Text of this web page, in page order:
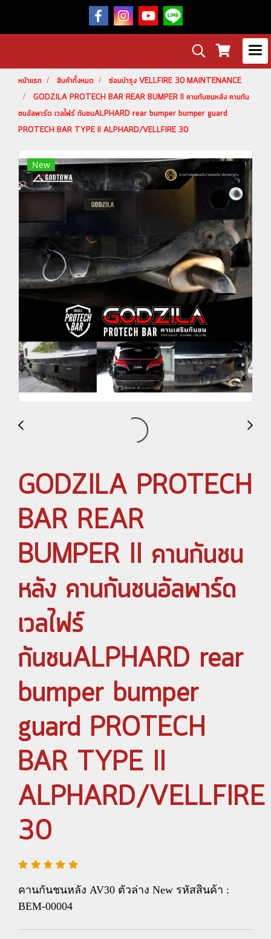
หน้าแรก สินค้าทั้งหมด
ซ่อมบำรุง VELLFIRE 30 MAINTENANCE
GODZILA PROTECH BAR REAR BUMPER II คานกันชนหลัง คานกัน
ชนอัลพาร์ด เวลไฟร์ กันชนALPHARD rear bumper bumper guard
PROTECH BAR TYPE II ALPHARD/VELLFIRE 30
New
GODZILA PROTECH
BAR REAR
BUMPER II คานกันชน
หลัง คานกันชนอัลพาร์ด
เวลไฟร์
กันชนALPHARD rear
bumper bumper
guard PROTECH
BAR TYPE II
ALPHARD/VELLFIRE
30
คานกันชนหลัง AV30 ตัวล่าง New รหัสสินค้า :
BEM-00004